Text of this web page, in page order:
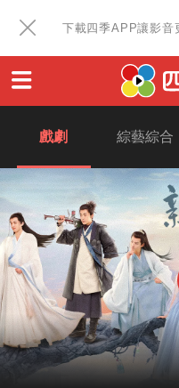
下載四季APP讓影音
戲劇 綜藝綜合